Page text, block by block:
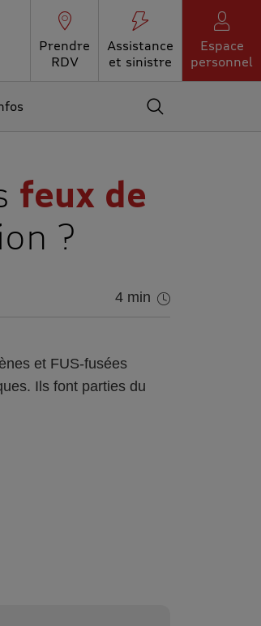
Prendre
RDV
Assistance
et sinistre
Espace
personnel
Accédez au moteur
feux de
?
4 min
et FUS-fusées
Ils font parties du